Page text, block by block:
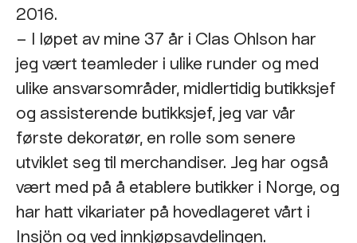
2016.
– I løpet av mine 37 år i Clas Ohlson har
jeg vært teamleder i ulike runder og med
ulike ansvarsområder, midlertidig butikksjef
og assisterende butikksjef, jeg var vår
første dekoratør, en rolle som senere
utviklet seg til merchandiser. Jeg har også
vært med på å etablere butikker i Norge, og
har hatt vikariater på hovedlageret vårt i
Insjön og ved innkjøpsavdelingen.